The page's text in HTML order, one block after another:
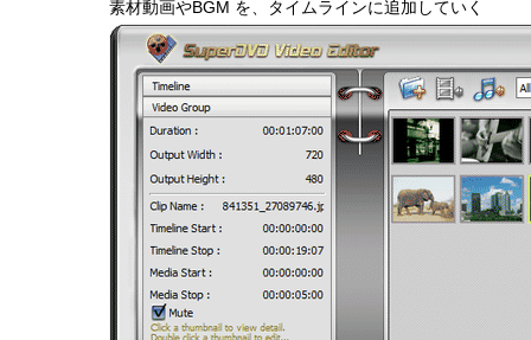
素材動画やBGM を、タイムラインに追加していく